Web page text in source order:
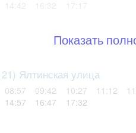
Показать
21) Ялтинская улица
08:57 09:42 10:27 11:12
14:57
16:47 17:32